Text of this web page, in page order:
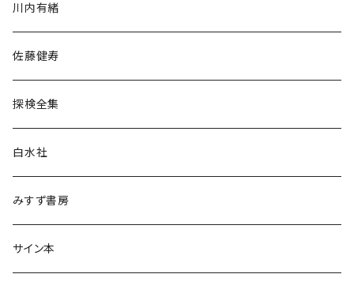
民族・風習
言語・ことば
川内有緒
佐藤健寿
探検全集
白水社
みすず書房
サイン本